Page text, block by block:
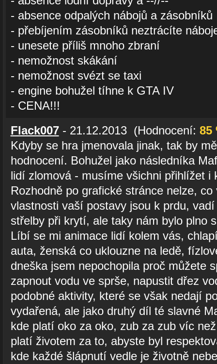
- absence odpalých nábojů a zásobníků
- přebíjením zásobníků neztrácíte
- unesete příliš mnoho zbraní
- nemožnost skákání
- nemožnost svézt se taxi
- engine bohužel tíhne k GTA IV
- CENA!!!
Flack007- 21.12.2013 (Hodnocení: 85
Kdyby se hra jmenovala jinak, tak by
hodnocení. Bohužel jako následníka
lidí zlomová - musíme všichni přihlížet i
Rozhodně po grafické stránce nelze,
vlastnosti vaší postavy jsou k prdu,
střelby při krytí, ale taky nám bylo plno
Líbí se mi animace lidí kolem vás,
auta, ženská co uklouzne na ledě,
dneška jsem nepochopila proč můžete
zapnout vodu ve sprše, napustit dřez
podobné aktivity, které se však nedají
vydařená, ale jako druhý díl té slavné
kde platí oko za oko, zub za zub víc
platí životem za to, abyste byl
kde každé šlápnutí vedle je životně